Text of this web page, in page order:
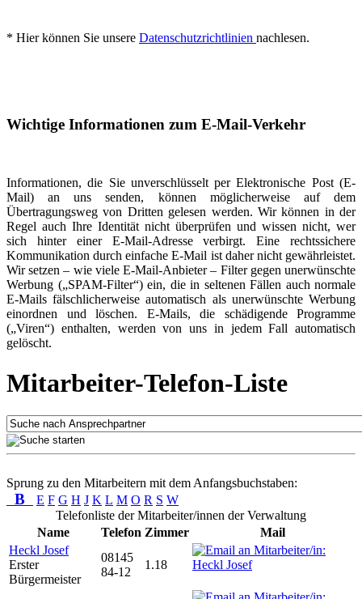
* Hier können Sie unsere Datenschutzrichtlinien nachlesen.
Wichtige Informationen zum E-Mail-Verkehr
Informationen, die Sie unverschlüsselt per Elektronische Post (E-
Mail) an uns senden, können möglicherweise auf dem
Übertragungsweg von Dritten gelesen werden. Wir können in der
Regel auch Ihre Identität nicht überprüfen und wissen nicht, wer
sich hinter einer E-Mail-Adresse verbirgt. Eine rechtssichere
Kommunikation durch einfache E-Mail ist daher nicht gewährleistet.
Wir setzen – wie viele E-Mail-Anbieter – Filter gegen unerwünschte
Werbung („SPAM-Filter“) ein, die in seltenen Fällen auch normale
E-Mails fälschlicherweise automatisch als unerwünschte Werbung
einordnen und löschen. E-Mails, die schädigende Programme
(„Viren“) enthalten, werden von uns in jedem Fall automatisch
gelöscht.
Mitarbeiter-Telefon-Liste
Sprung zu den Mitarbeitern mit dem Anfangsbuchstaben:
B E F G H J K L M O R S W
Telefonliste der Mitarbeiter/innen der Verwaltung
Name
Telefon Zimmer
Mail
Heckl Josef
Erster
Bürgermeister
08145
84-12
1.18